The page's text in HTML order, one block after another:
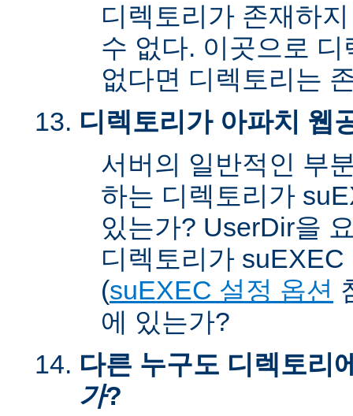
디렉토리가 존재하
수 없다. 이곳으로
없다면 디렉토리는
디렉토리가 아파치 웹
서버의 일반적인 부
하는 디렉토리가
있는가? UserDir을
디렉토리가
(suEXEC 설정 옵션
에 있는가?
다른 누구도 디렉토리
가?